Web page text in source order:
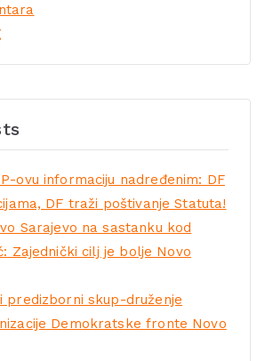
ovu informaciju nadređenim: DF
DF traži poštivanje Statuta!
Sarajevo na sastanku kod
Zajednički cilj je bolje Novo
predizborni skup-druženje
Demokratske fronte Novo